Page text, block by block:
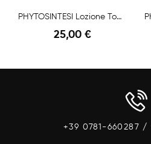
PHYTOSINTESI Lozione Tonica Viso Pelle...
25,00 €
+39 0781-660287